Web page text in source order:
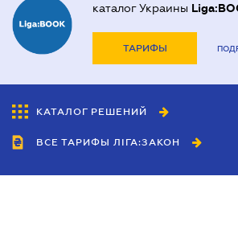
каталог Украины
ТАРИФЫ
КАТАЛОГ РЕШЕНИЙ
ВСЕ ТАРИФЫ ЛІГА:ЗАКОН